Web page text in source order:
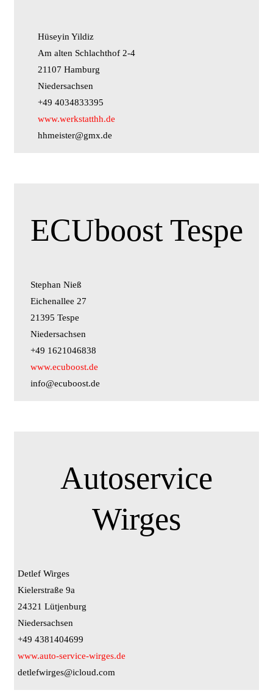
Hüseyin Yildiz
Am alten Schlachthof 2-4
21107 Hamburg
Niedersachsen
+49 4034833395
www.werkstatthh.de
hhmeister@gmx.de
ECUboost Tespe
Stephan Nieß
Eichenallee 27
21395 Tespe
Niedersachsen
+49 1621046838
www.ecuboost.de
info@ecuboost.de
Autoservice
Wirges
Detlef Wirges
Kielerstraße 9a
24321 Lütjenburg
Niedersachsen
+49 4381404699
www.auto-service-wirges.de
detlefwirges@icloud.com